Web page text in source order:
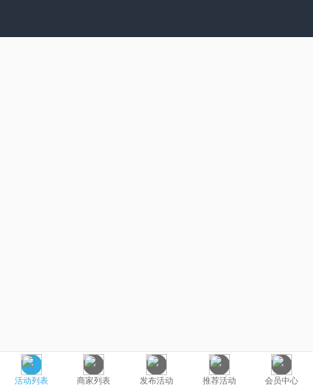
活动列表 商家列表 发布活动 推荐活动 会员中心